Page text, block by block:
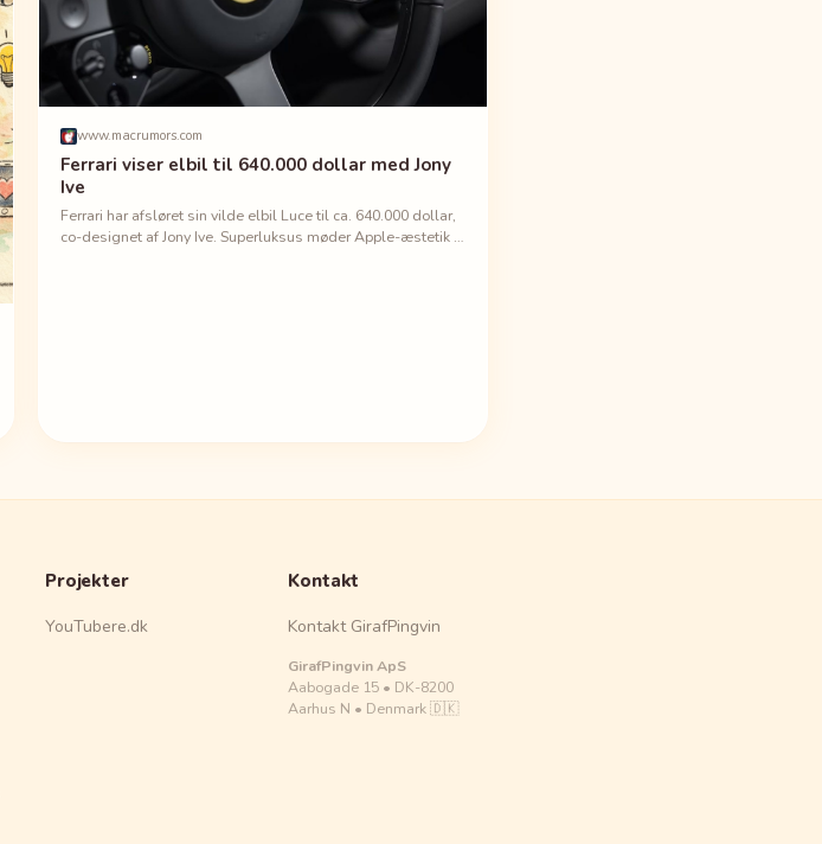
www.macrumors.com
Ferrari viser elbil til 640.000 dollar med Jony
Ive
Ferrari har afsløret sin vilde elbil Luce til ca. 640.000 dollar,
co-designet af Jony Ive. Superluksus møder Apple-æstetik –
Projekter
YouTubere.dk
Kontakt
Kontakt GirafPingvin
GirafPingvin ApS
Aabogade 15 • DK-8200
Aarhus N • Denmark 🇩🇰